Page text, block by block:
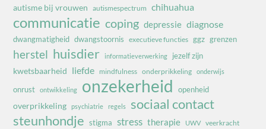
autisme bij vrouwen autismespectrum chihuahua
communicatie coping depressie diagnose
dwangmatigheid dwangstoornis executieve functies ggz grenzen
herstel huisdier informatieverwerking jezelf zijn
kwetsbaarheid liefde mindfulness onderprikkeling onderwijs
onrust ontwikkeling onzekerheid openheid
overprikkeling psychiatrie regels
sociaal contact
steunhondje stigma stress therapie UWV veerkracht